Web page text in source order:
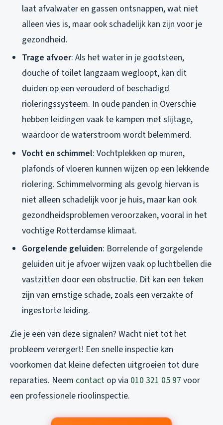
laat afvalwater en gassen ontsnappen, wat niet
alleen vies is, maar ook schadelijk kan zijn voor je
gezondheid.
Trage afvoer: Als het water in je gootsteen,
douche of toilet langzaam wegloopt, kan dit
duiden op een verouderd of beschadigd
rioleringssysteem. In oude panden in Overschie
hebben leidingen vaak te kampen met slijtage,
waardoor de waterstroom wordt belemmerd.
Vocht en schimmel: Vochtplekken op muren,
plafonds of vloeren kunnen wijzen op een lekkende
riolering. Schimmelvorming als gevolg hiervan is
niet alleen schadelijk voor je huis, maar kan ook
gezondheidsproblemen veroorzaken, vooral in het
vochtige Rotterdamse klimaat.
Gorgelende geluiden: Borrelende of gorgelende
geluiden uit je afvoer wijzen vaak op luchtbellen die
vastzitten door een obstructie. Dit kan een teken
zijn van ernstige schade, zoals een verzakte of
ingestorte leiding.
Zie je een van deze signalen? Wacht niet tot het
probleem verergert! Een snelle inspectie kan
voorkomen dat kleine defecten uitgroeien tot dure
reparaties. Neem contact op via 010 321 05 97 voor
een professionele rioolinspectie.